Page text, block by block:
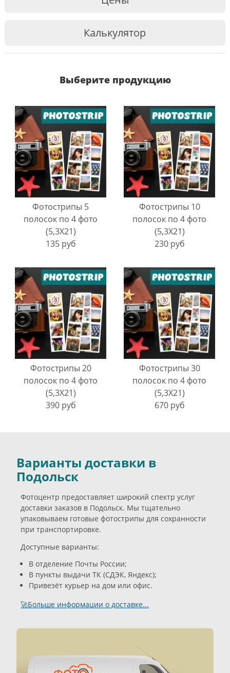
Калькулятор
Выберите продукцию
Фотострипы 5
полосок по 4 фото
(5,3Х21)
135 руб
Фотострипы 10
полосок по 4 фото
(5,3Х21)
230 руб
Фотострипы 20
полосок по 4 фото
(5,3Х21)
390 руб
Фотострипы 30
полосок по 4 фото
(5,3Х21)
670 руб
Варианты доставки в
Подольск
Фотоцентр предоставляет широкий спектр услуг
доставки заказов в Подольск. Мы тщательно
упаковываем готовые фотострипы для сохранности
при транспортировке.
Доступные варианты:
В отделение Почты России;
В пункты выдачи ТК (СДЭК, Яндекс);
Привезёт курьер на дом или офис.
🚀Больше информации о доставке...